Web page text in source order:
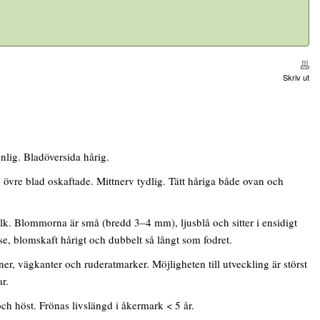
Skriv ut
Bladöversida hårig.
blad oskaftade. Mittnerv tydlig. Tätt håriga både ovan och
Blommorna är små (bredd 3–4 mm), ljusblå och sitter i ensidigt
blomskaft hårigt och dubbelt så långt som fodret.
vägkanter och ruderatmarker. Möjligheten till utveckling är störst
höst. Frönas livslängd i åkermark < 5 år.